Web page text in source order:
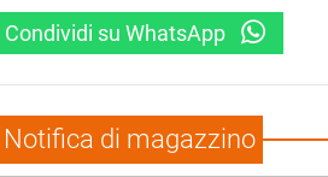
Condividi su WhatsApp
Notifica di magazzino